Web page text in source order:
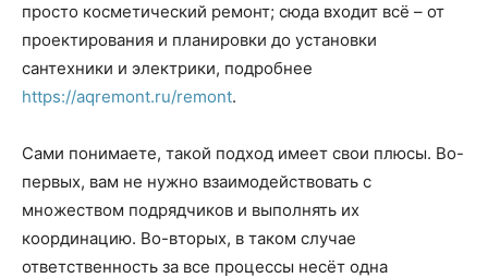
просто косметический ремонт; сюда входит всё – от
проектирования и планировки до установки
сантехники и электрики, подробнее
https://aqremont.ru/remont.
Сами понимаете, такой подход имеет свои плюсы. Во-
первых, вам не нужно взаимодействовать с
множеством подрядчиков и выполнять их
координацию. Во-вторых, в таком случае
ответственность за все процессы несёт одна